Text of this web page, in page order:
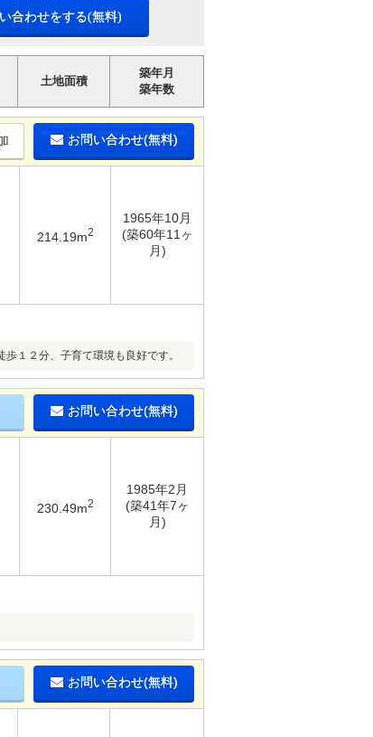
合わせをする(無料)
土地面積
築年月
築年数
お問い合わせ(無料)
214.19m2
1965年10月
(築60年11ヶ
月)
１２分、子育て環境も良好です。
お問い合わせ(無料)
230.49m2
1985年2月
(築41年7ヶ
月)
お問い合わせ(無料)